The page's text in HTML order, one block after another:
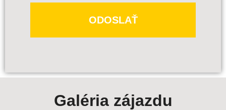
ODOSLAŤ
Galéria zájazdu